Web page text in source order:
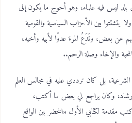
ليس فيه علماء، وهو أحوج ما يكون إلى
يتشتتوا بين الأحزاب السياسية والقومية
عن بعض، وتَدَعُ المرءَ عدوًا لأبيه وأخيه،
والإخاء وصلة الرحم..
بل كان ترددي عليه في مجالس العلم
وكان يراجع لي بعض ما أكتب،
مقدمة لكتابي الأول «الخضر بين الواقع